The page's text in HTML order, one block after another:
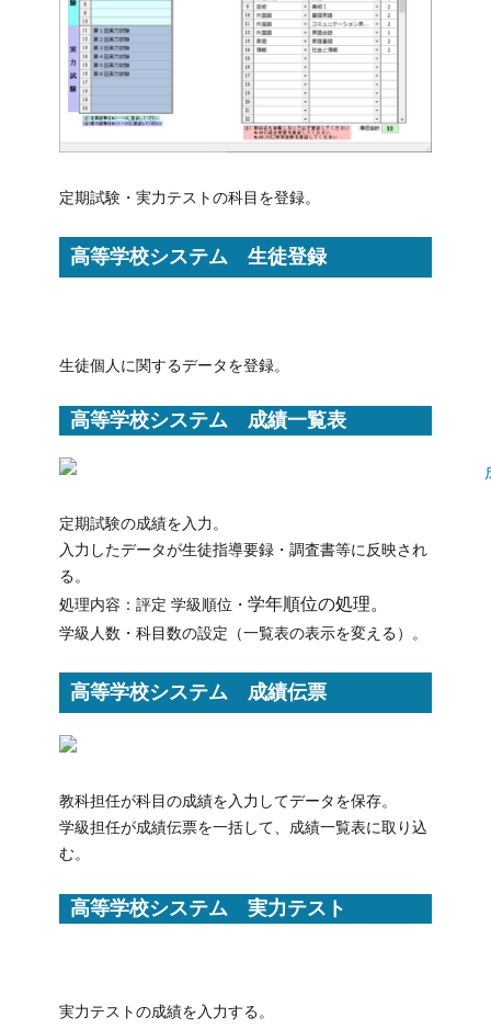
定期試験・実力テストの科目を登録。
高等学校システム 生徒登録
生徒個人に関するデータを登録。
高等学校システム 成績一覧表
定期試験の成績を入力。
入力したデータが生徒指導要録・調査書等に反映され
る。
処理内容：評定 学級順位・学年順位の処理。
学級人数・科目数の設定（一覧表の表示を変える）。
高等学校システム 成績伝票
教科担任が科目の成績を入力してデータを保存。
学級担任が成績伝票を一括して、成績一覧表に取り込
む。
高等学校システム 実力テスト
実力テストの成績を入力する。